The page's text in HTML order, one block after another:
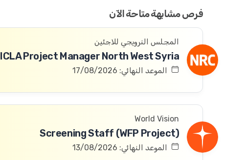
فرص مشابهة متاحة الآن
المجلس النرويجي للاجئين
ICLA Project Manager North West Syria
الموعد النهائي: 17/08/2026
World Vision
Screening Staff (WFP Project)
الموعد النهائي: 13/08/2026